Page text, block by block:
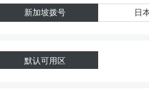
新加坡拨号 日
默认可用区